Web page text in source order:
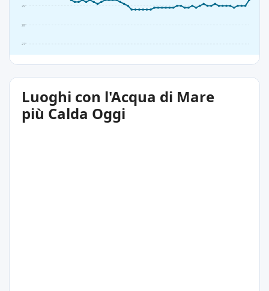
27°
28°
29°
Luoghi con l'Acqua di Mare
più Calda Oggi